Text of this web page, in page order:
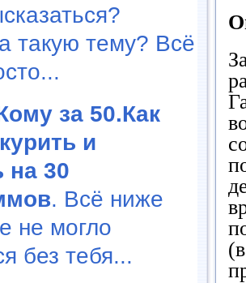
такую тему? Всё
за 50.Как
и
на 30
. Всё ниже
не могло
без тебя...